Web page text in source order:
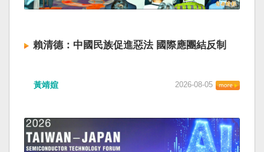
賴清德：中國民族促進惡法 國際應團結反制
黃靖媗 2026-08-05